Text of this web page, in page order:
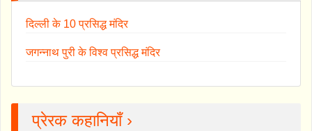
दिल्ली के 10 प्रसिद्ध मंदिर
जगन्नाथ पुरी के विश्व प्रसिद्ध मंदिर
प्रेरक कहानियाँ ›